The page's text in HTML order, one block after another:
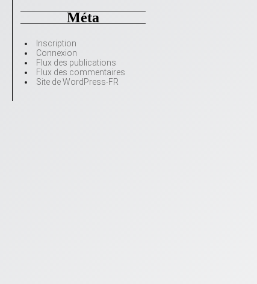
Méta
Inscription
Connexion
Flux des publications
Flux des commentaires
Site de WordPress-FR